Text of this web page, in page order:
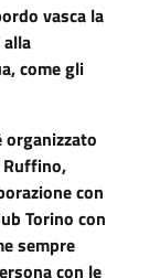
vasca la
come gli
organizzato
Ruffino,
con
Torino con
sempre
con le